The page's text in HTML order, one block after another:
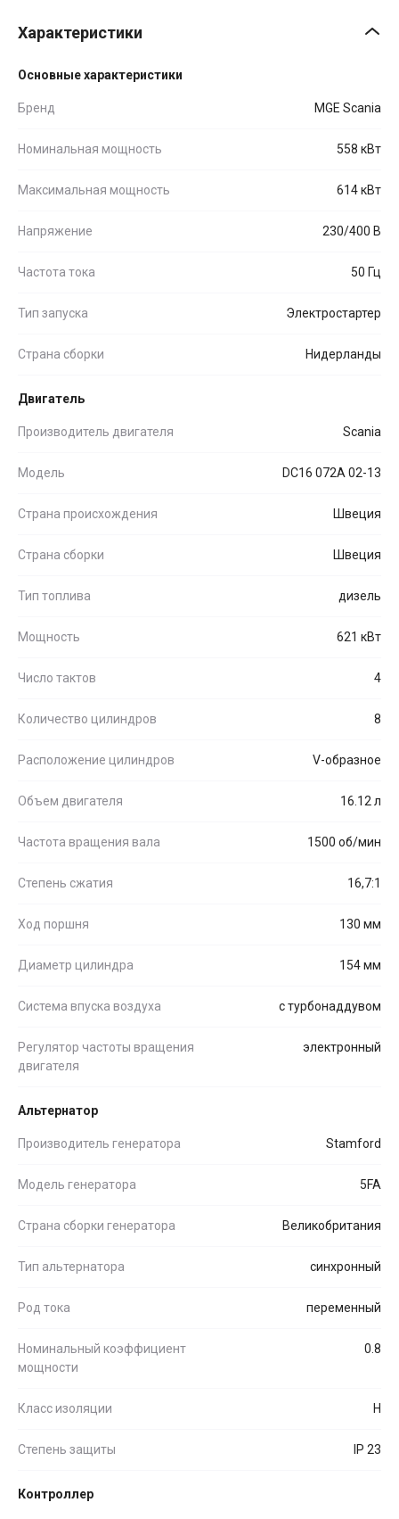
Характеристики
Основные характеристики
Бренд MGE Scania
Номинальная мощность 558 кВт
Максимальная мощность 614 кВт
Напряжение 230/400 В
Частота тока 50 Гц
Тип запуска Электростартер
Страна сборки Нидерланды
Двигатель
Производитель двигателя Scania
Модель DC16 072A 02-13
Страна происхождения Швеция
Страна сборки Швеция
Тип топлива дизель
Мощность 621 кВт
Число тактов 4
Количество цилиндров 8
Расположение цилиндров V-образное
Объем двигателя 16.12 л
Частота вращения вала 1500 об/мин
Степень сжатия 16,7:1
Ход поршня 130 мм
Диаметр цилиндра 154 мм
Система впуска воздуха с турбонаддувом
Регулятор частоты вращения
двигателя
электронный
Альтернатор
Производитель генератора Stamford
Модель генератора 5FA
Страна сборки генератора Великобритания
Тип альтернатора синхронный
Род тока переменный
Номинальный коэффициент
мощности
0.8
Класс изоляции H
Степень защиты IP 23
Контроллер